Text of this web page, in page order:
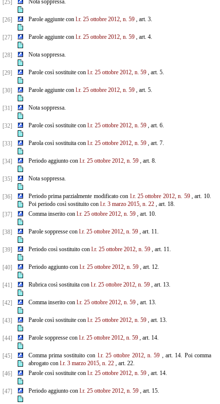
[25] Nota soppressa.
[26] Parole aggiunte con l.r. 25 ottobre 2012, n. 59, art. 3.
[27] Parole aggiunte con l.r. 25 ottobre 2012, n. 59, art. 4.
[28] Nota soppressa.
[29] Parole così sostituite con l.r. 25 ottobre 2012, n. 59, art. 5.
[30] Parole aggiunte con l.r. 25 ottobre 2012, n. 59, art. 5.
[31] Nota soppressa.
[32] Parole così sostituite con l.r. 25 ottobre 2012, n. 59, art. 6.
[33] Parola così sostituita con l.r. 25 ottobre 2012, n. 59, art. 7.
[34] Periodo aggiunto con l.r. 25 ottobre 2012, n. 59, art. 8.
[35] Nota soppressa.
[36] Periodo prima parzialmente modificato con l.r. 25 ottobre 2012, n. 59, art. 10.
Poi periodo così sostituito con l.r. 3 marzo 2015, n. 22, art. 18.
[37]
Comma inserito con l.r. 25 ottobre 2012, n. 59, art. 10.
[38] Parole soppresse con l.r. 25 ottobre 2012, n. 59, art. 11.
[39] Periodo così sostituito con l.r. 25 ottobre 2012, n. 59, art. 11.
[40] Periodo aggiunto con l.r. 25 ottobre 2012, n. 59, art. 12.
[41] Rubrica così sostituita con l.r. 25 ottobre 2012, n. 59, art. 13.
[42] Comma inserito con l.r. 25 ottobre 2012, n. 59, art. 13.
[43] Parole così sostituite con l.r. 25 ottobre 2012, n. 59, art. 13.
[44] Parole soppresse con l.r. 25 ottobre 2012, n. 59, art. 14.
[45] Comma prima sostituito con l.r. 25 ottobre 2012, n. 59 , art. 14. Poi comma
abrogato con l.r. 3 marzo 2015, n. 22, art. 22.
[46]
Parole così sostituite con l.r. 25 ottobre 2012, n. 59, art. 14.
[47] Periodo aggiunto con l.r. 25 ottobre 2012, n. 59, art. 15.